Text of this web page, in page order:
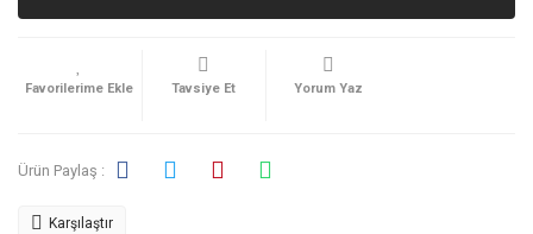
Tavsiye Et Yorum Yaz
Ürün Paylaş :
Karşılaştır